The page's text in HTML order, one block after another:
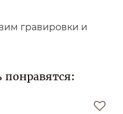
гравировки и